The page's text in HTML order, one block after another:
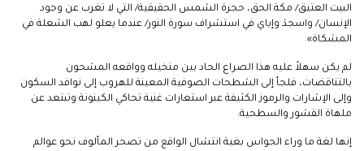
البيت العتيق/ مكة الحق، حجرة الشمس الحقيقية/ التي لا تغرب عن وجود
الإنسان/ واسجدْ وإياي في استشراف سورة النور/ عندما يعلو لهب الشعلة في
المشكاة».
لم يكن سهلاً عليه هذا الصراع الحاد بين متخيله وواقعه المشحون
بالتناقضات، فلجأ إلى الشطحات الصوفية المعينة للهروب إلى نوافد السكون
وإلى الإشارات والرموز الكثيفة عبر استعارات غنية تحاكي الكينونة وتبتعد عن
ملهاة القشور والسطحية.
إنها لغة ما وراء الحواس بغية انتشال الواقع من تصحر المألوف نحو عوالم